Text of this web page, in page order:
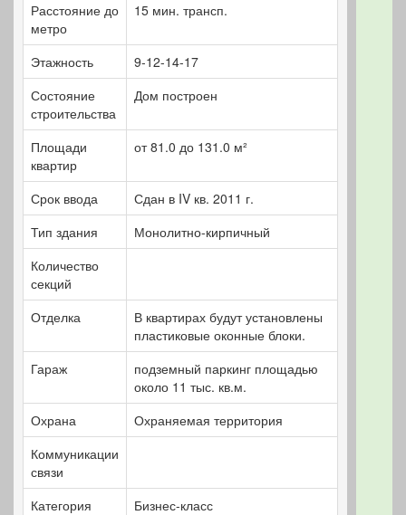
Расстояние до
метро
15 мин. трансп.
Этажность
9-12-14-17
Состояние
строительства
Дом построен
Площади
квартир
от 81.0 до 131.0 м²
Срок ввода
Сдан в IV кв. 2011 г.
Тип здания
Монолитно-кирпичный
Количество
секций
Отделка
В квартирах будут установлены
пластиковые оконные блоки.
Гараж
подземный паркинг площадью
около 11 тыс. кв.м.
Охрана
Охраняемая территория
Коммуникации
связи
Категория
Бизнес-класс